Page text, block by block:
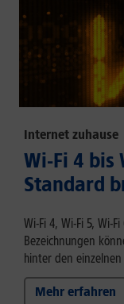
Internet zuhause
Wi-Fi 4 bis
Standard
Wi-Fi 4, Wi-Fi 5, Wi-
Bezeichnungen
hinter den
Mehr erfahren